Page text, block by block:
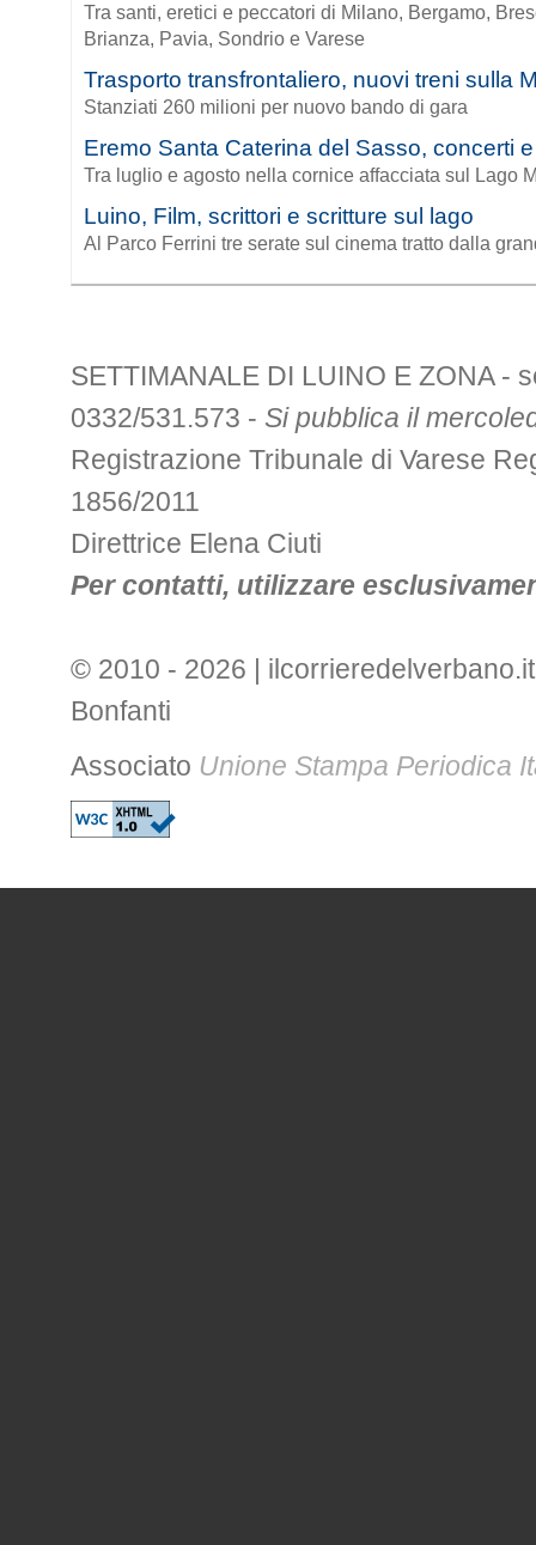
Tra santi, eretici e peccatori di Milano, Bergamo,
Brianza, Pavia, Sondrio e Varese
Trasporto transfrontaliero, nuovi treni sulla
Stanziati 260 milioni per nuovo bando di gara
Eremo Santa Caterina del Sasso, concerti
Tra luglio e agosto nella cornice affacciata sul Lago
Luino, Film, scrittori e scritture sul lago
Al Parco Ferrini tre serate sul cinema tratto dalla
SETTIMANALE DI LUINO E ZONA -
0332/531.573 - Si pubblica il
Registrazione Tribunale di Varese
1856/2011
Direttrice Elena Ciuti
Per contatti, utilizzare
© 2010 - 2026 |
Bonfanti
Associato Unione Stampa Periodica